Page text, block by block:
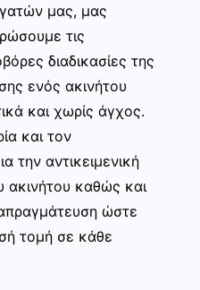
μας, μας
τις
διαδικασίες της
ενός ακινήτου
και χωρίς άγχος.
και τον
την αντικειμενική
ακινήτου καθώς και
ώστε
τομή σε κάθε